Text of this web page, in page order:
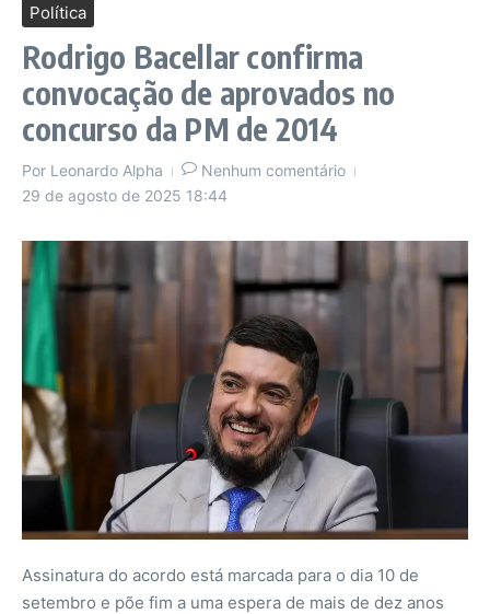
Política
Rodrigo Bacellar confirma
convocação de aprovados no
concurso da PM de 2014
Por Leonardo Alpha
Nenhum comentário
29 de agosto de 2025 18:44
Assinatura do acordo está marcada para o dia 10 de
setembro e põe fim a uma espera de mais de dez anos